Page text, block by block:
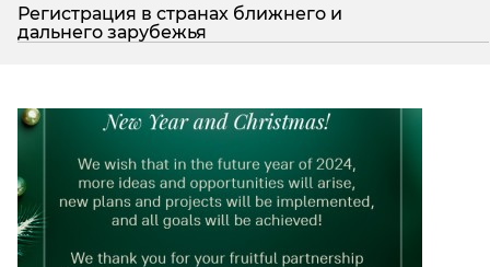
Регистрация в странах ближнего и
дальнего зарубежья